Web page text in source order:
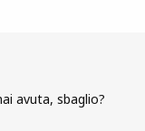
avuta, sbaglio?